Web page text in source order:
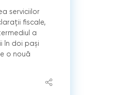
serviciilor
fiscale,
a
în doi pași
o nouă